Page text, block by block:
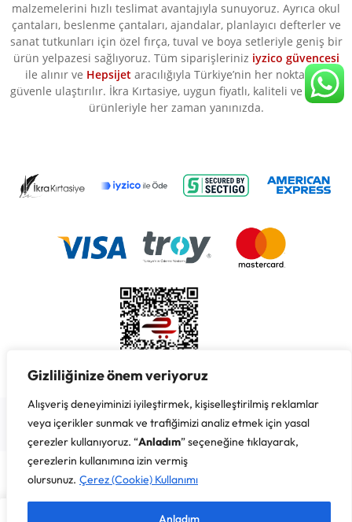
Gizliliğinize önem veriyoruz
Alışveriş deneyiminizi iyileştirmek, kişiselleştirilmiş reklamlar
veya içerikler sunmak ve trafiğimizi analiz etmek için yasal
çerezler kullanıyoruz. “Anladım” seçeneğine tıklayarak,
çerezlerin kullanımına izin vermiş
olursunuz. Çerez (Cookie) Kullanımı
Anladım
malzemelerini hızlı teslimat avantajıyla sunuyoruz. Ayrıca okul
çantaları, beslenme çantaları, ajandalar, planlayıcı defterler ve
sanat tutkunları için özel fırça, tuval ve boya setleriyle geniş bir
ürün yelpazesi sağlıyoruz. Tüm siparişleriniz iyzico güvencesi
ile alınır ve Hepsijet aracılığıyla Türkiye’nin her noktasına
güvenle ulaştırılır. İkra Kırtasiye, uygun fiyatlı, kaliteli ve orijinal
ürünleriyle her zaman yanınızda.
Copyright © 2026 İkra Kırtasiye & Süreyya Özbay, Her Hakkı
Saklıdır.